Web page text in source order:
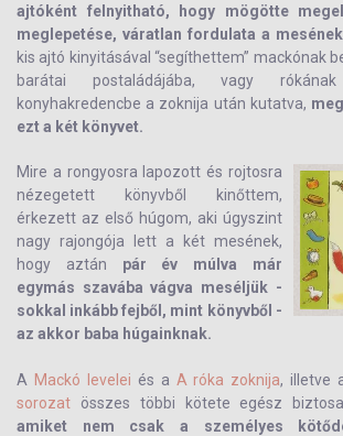
ajtóként felnyitható, hogy mögötte
meglepetése, váratlan fordulata a
kis ajtó kinyitásával “segíthettem” mackónak
barátai postaládájába, vagy
konyhakredencbe a zoknija után kutatva,
ezt a két könyvet.
Mire a rongyosra lapozott és rojtosra
nézegetett könyvből kinőttem,
érkezett az első húgom, aki úgyszint
nagy rajongója lett a két mesének,
hogy aztán pár év múlva már
egymás szavába vágva meséljük -
sokkal inkább fejből, mint könyvből -
az akkor baba húgainknak.
A Mackó levelei és a A róka zoknija, illetve
sorozat összes többi kötete egész
amiket nem csak a személyes